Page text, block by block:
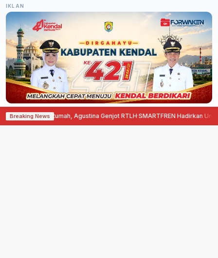
IKLAN
Breaking News
Rumah, Agustina Genjot RTLH·SMARTFREN Hadirkan Unlimited 5G